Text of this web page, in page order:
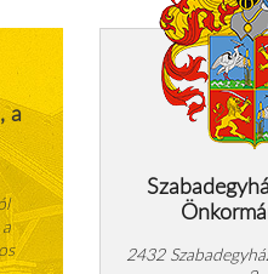
a
2432